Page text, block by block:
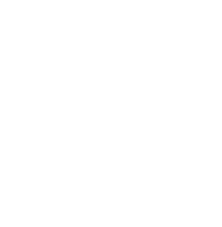
"Нарисуем Новый